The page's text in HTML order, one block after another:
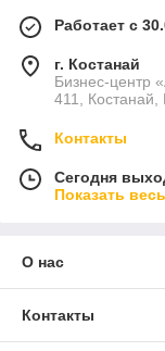
Работает с
г. Костанай
Бизнес-центр
411, Костанай,
Контакты
Сегодня
Показать
О нас
Контакты